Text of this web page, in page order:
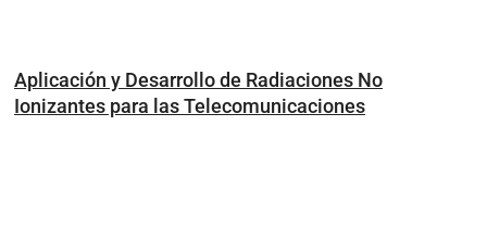
Aplicación y Desarrollo de Radiaciones No
Ionizantes para las Telecomunicaciones